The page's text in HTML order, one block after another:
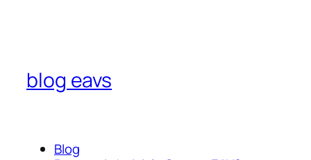
blog eavs
Blog